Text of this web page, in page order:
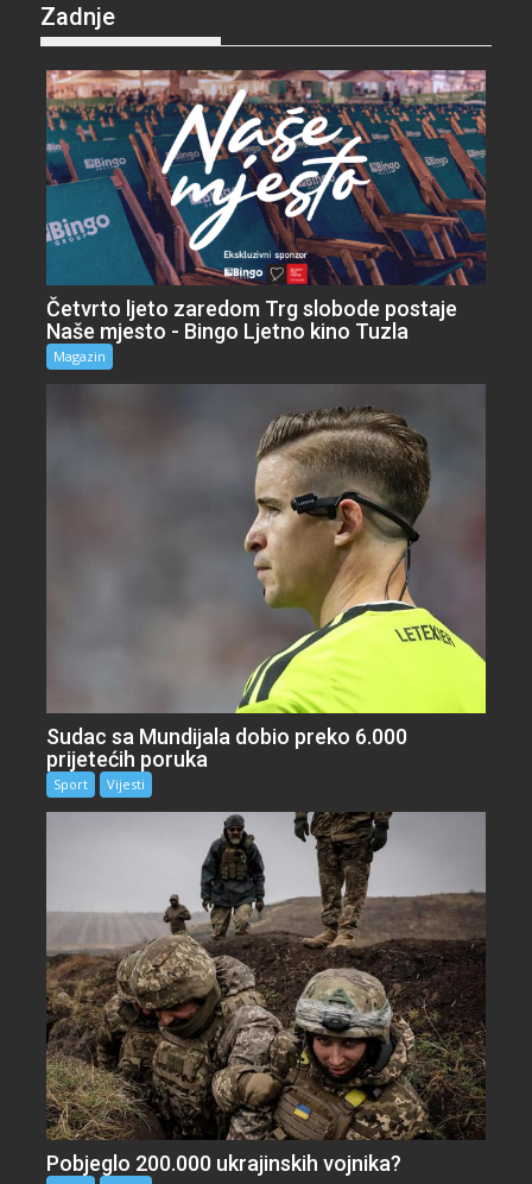
Zadnje
Četvrto ljeto zaredom Trg slobode postaje
Naše mjesto - Bingo Ljetno kino Tuzla
Magazin
Sudac sa Mundijala dobio preko 6.000
prijetećih poruka
Sport Vijesti
Pobjeglo 200.000 ukrajinskih vojnika?